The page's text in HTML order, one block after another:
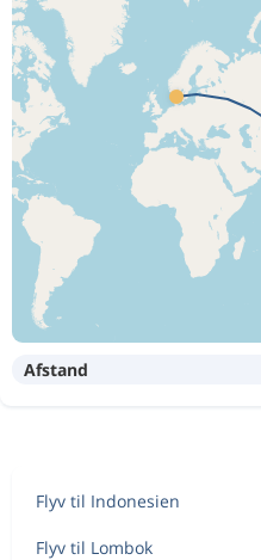
Afstand
Flyv til Indonesien
Flyv til Lombok